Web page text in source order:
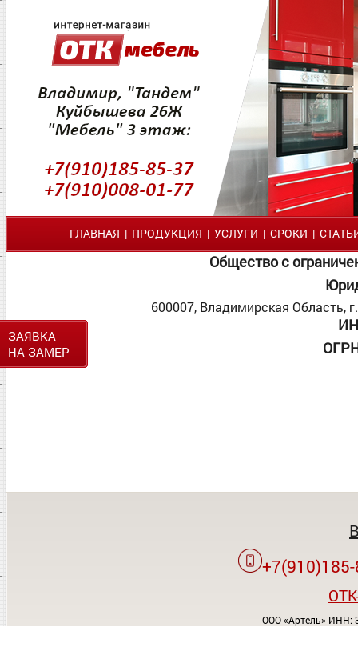
ЗАЯВКА
НА ЗАМЕР
ГЛАВНАЯ | ПРОДУКЦИЯ | УСЛУГИ | СРОКИ |
Общество с
600007, Владимирская Область,
ООО «Артель» ИНН: